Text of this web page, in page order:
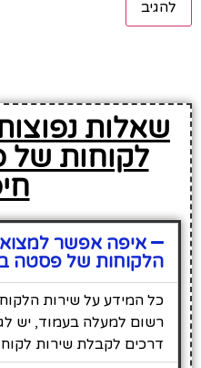
שאלות
לקוחות
איפה אפשר
הלקוחות של פסטה
כל המידע על שירות
רשום למעלה בעמוד, יש
דרכים לקבלת שירות